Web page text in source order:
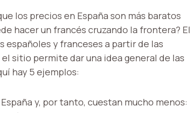
los precios en España son más baratos
hacer un francés cruzando la frontera? El
y franceses a partir de las
sitio permite dar una idea general de las
hay 5 ejemplos:
y, por tanto, cuestan mucho menos: